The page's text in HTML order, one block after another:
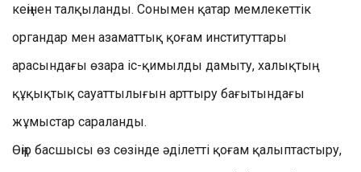
кеңінен талқыланды. Сонымен қатар мемлекеттік
органдар мен азаматтық қоғам институттары
арасындағы өзара іс-қимылды дамыту, халықтың
құқықтық сауаттылығын арттыру бағытындағы
жұмыстар сараланды.
Өңір басшысы өз сөзінде әділетті қоғам қалыптастыру,